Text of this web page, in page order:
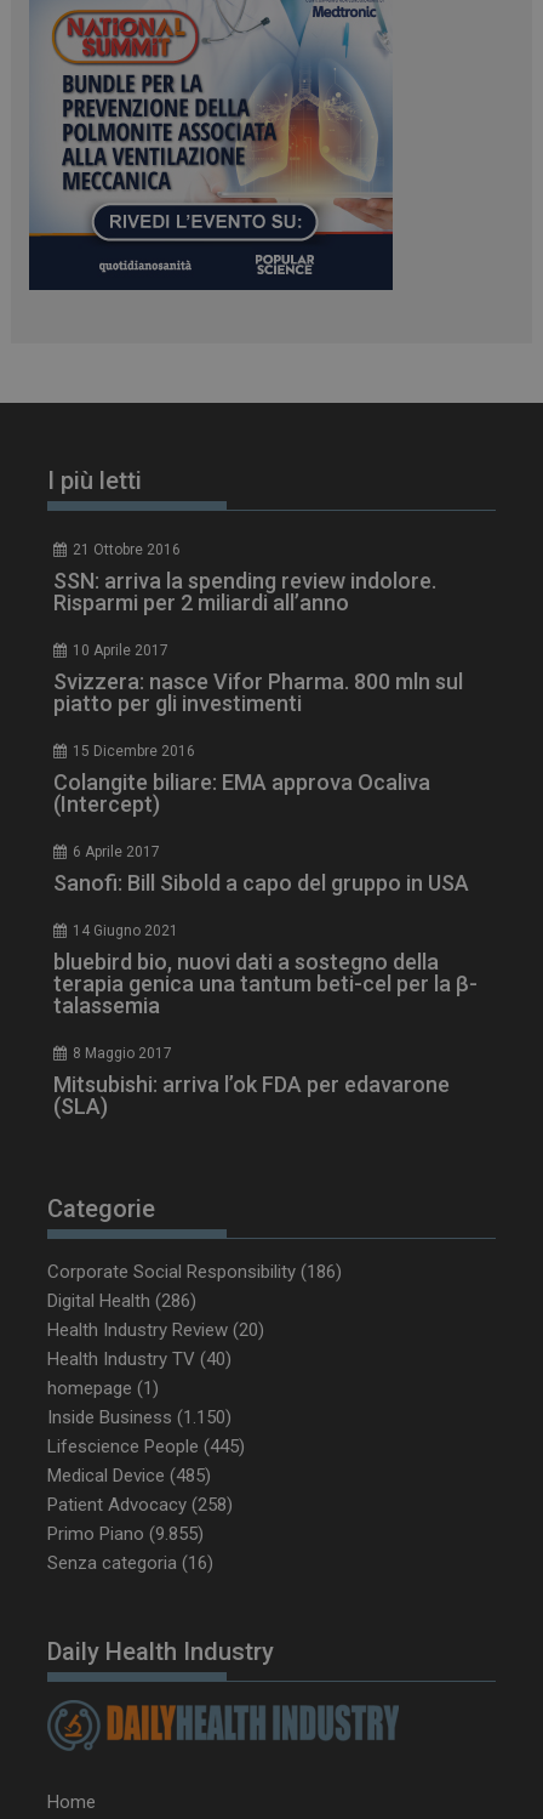
I più letti
21 Ottobre 2016
SSN: arriva la spending review indolore.
Risparmi per 2 miliardi all’anno
10 Aprile 2017
Svizzera: nasce Vifor Pharma. 800 mln sul
piatto per gli investimenti
15 Dicembre 2016
Colangite biliare: EMA approva Ocaliva
(Intercept)
6 Aprile 2017
Sanofi: Bill Sibold a capo del gruppo in USA
14 Giugno 2021
bluebird bio, nuovi dati a sostegno della
terapia genica una tantum beti-cel per la β-
talassemia
8 Maggio 2017
Mitsubishi: arriva l’ok FDA per edavarone
(SLA)
Categorie
Corporate Social Responsibility (186)
Digital Health (286)
Health Industry Review (20)
Health Industry TV (40)
homepage (1)
Inside Business (1.150)
Lifescience People (445)
Medical Device (485)
Patient Advocacy (258)
Primo Piano (9.855)
Senza categoria (16)
Daily Health Industry
Home
ARRAffinitySameSite
Microsoft Corporation
.www.dailyhealthindustry.it
tracking-sites-
ironfish-session-id
www.dailyhealthindustry.it
settimane
ARRAffinity
_ga_Z2VT792F98
tracking-sites-
ironfish-tracking-
enable
CookieScriptConsent
CookieScript
www.dailyhealthindustry.it